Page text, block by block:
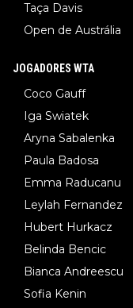
Taça Davis
Open de Austrália
JOGADORES WTA
Coco Gauff
Iga Swiatek
Aryna Sabalenka
Paula Badosa
Emma Raducanu
Leylah Fernandez
Hubert Hurkacz
Belinda Bencic
Bianca Andreescu
Sofia Kenin